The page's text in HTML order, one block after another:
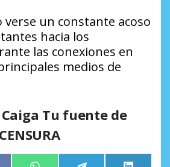
un constante acoso
hacia los
las conexiones en
medios de
Tu fuente de